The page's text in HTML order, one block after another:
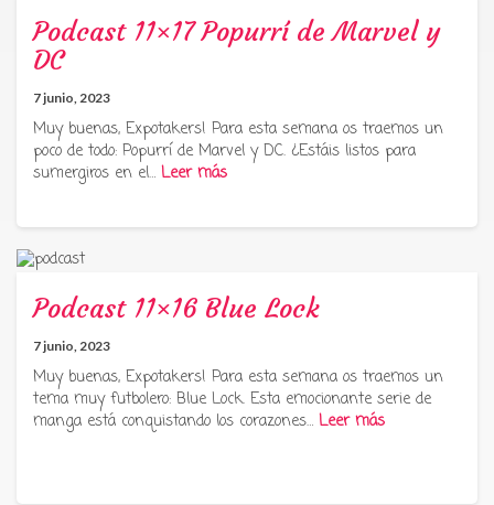
Podcast 11×17 Popurrí de Marvel y
DC
7 junio, 2023
Muy buenas, Expotakers! Para esta semana os traemos un
poco de todo: Popurrí de Marvel y DC. ¿Estáis listos para
sumergiros en el… Leer más
Podcast 11×16 Blue Lock
7 junio, 2023
Muy buenas, Expotakers! Para esta semana os traemos un
tema muy futbolero: Blue Lock. Esta emocionante serie de
manga está conquistando los corazones… Leer más